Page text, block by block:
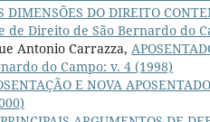
DIMENSÕES DO DIREITO
de Direito de São Bernardo do
Antonio Carrazza,
do Campo: v. 4 (1998)
E NOVA